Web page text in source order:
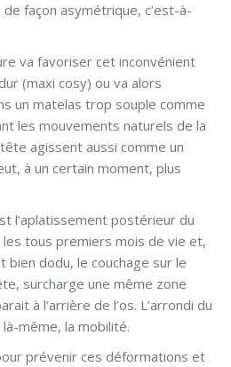
façon asymétrique, c’est-à-
va favoriser cet inconvénient
(maxi cosy) ou va alors
un matelas trop souple comme
les mouvements naturels de la
agissent aussi comme un
à un certain moment, plus
l’aplatissement postérieur du
les tous premiers mois de vie et,
bien dodu, le couchage sur le
surcharge une même zone
à l’arrière de l’os. L’arrondi du
même, la mobilité.
prévenir ces déformations et